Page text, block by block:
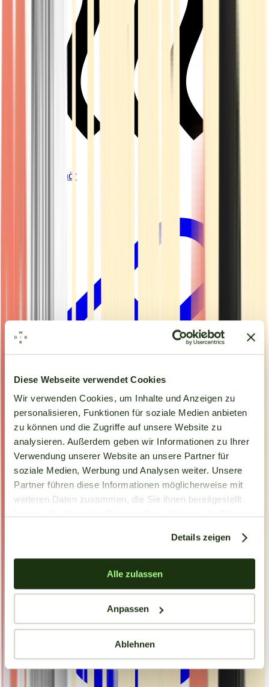
Diese Webseite verwendet Cookies
Wir verwenden Cookies, um Inhalte und Anzeigen zu
personalisieren, Funktionen für soziale Medien anbieten
zu können und die Zugriffe auf unsere Website zu
analysieren. Außerdem geben wir Informationen zu Ihrer
Verwendung unserer Website an unsere Partner für
soziale Medien, Werbung und Analysen weiter. Unsere
Partner führen diese Informationen möglicherweise mit
weiteren Daten zusammen, die Sie ihnen bereitgestellt
Details zeigen
Alle zulassen
Anpassen
Ablehnen
Vapes & Zubehör
Kapseln